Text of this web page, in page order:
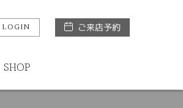
LOGIN ご来店予約
SHOP